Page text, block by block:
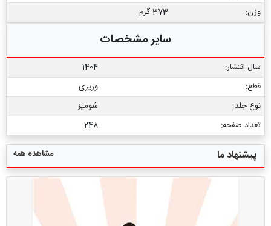
وزن:
373 گرم
سایر مشخصات
سال انتشار:
1404
قطع:
وزیری
نوع جلد:
شومیز
تعداد صفحه:
248
پیشنهاد ما مشاهده همه